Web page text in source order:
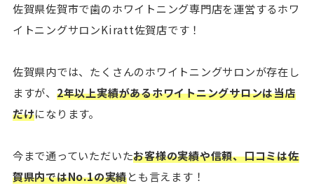
佐賀県佐賀市で歯のホワイトニング専門店を運営するホワ
イトニングサロンKiratt佐賀店です！
佐賀県内では、たくさんのホワイトニングサロンが存在し
ますが、 2年以上実績があるホワイトニングサロンは当店
だけになります。
今まで通っていただいたお客様の実績や信頼、口コミは佐
賀県内ではNo.1の実績とも言えます！